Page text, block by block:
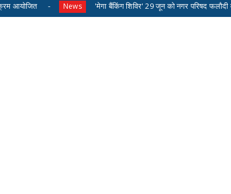
News 'मेगा बैंकिंग शिविर' 29 जून को नगर परिषद फलौदी में होगा आयोजित